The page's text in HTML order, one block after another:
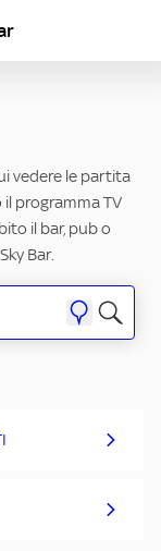
vedere le partita
programma TV
il bar, pub o
Bar.